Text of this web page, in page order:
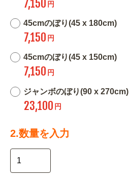
7,150 円
45cmのぼり(45 x 180cm)
7,150 円
45cmのぼり(45 x 150cm)
7,150 円
ジャンボのぼり(90 x 270cm)
23,100 円
2.数量を入力